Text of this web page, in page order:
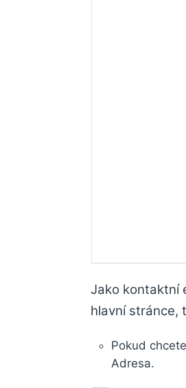
Jako kontaktní
hlavní stránce,
Pokud
Adresa.